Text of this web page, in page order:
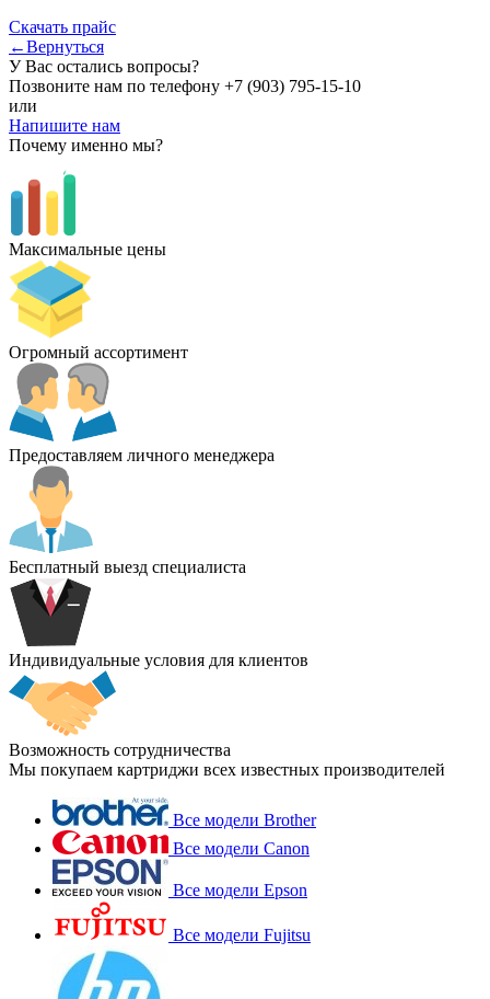
Скачать прайс
←Вернуться
У Вас остались вопросы?
Позвоните нам по телефону +7 (903) 795-15-10
или
Напишите нам
Почему именно мы?
Максимальные цены
Огромный ассортимент
Предоставляем личного менеджера
Бесплатный выезд специалиста
Индивидуальные условия для клиентов
Возможность сотрудничества
Мы покупаем картриджи всех известных производителей
Все модели Brother
Все модели Canon
Все модели Epson
Все модели Fujitsu